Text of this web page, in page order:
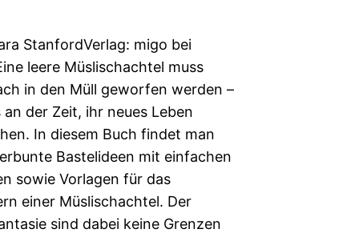
StanfordVerlag: migo bei
leere Müslischachtel muss
in den Müll geworfen werden –
der Zeit, ihr neues Leben
In diesem Buch findet man
Bastelideen mit einfachen
sowie Vorlagen für das
einer Müslischachtel. Der
sind dabei keine Grenzen